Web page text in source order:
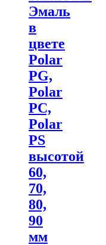
Эмаль
в
цвете
Polar
PG,
Polar
PC,
Polar
PS
высотой
60,
70,
80,
90
мм